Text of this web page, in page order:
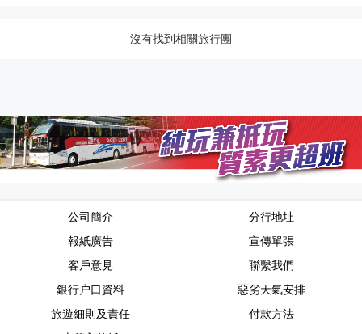
沒有找到相關旅行團
公司簡介
分行地址
報紙廣告
宣傳單張
客戶意見
聯繫我們
銀行户口資料
惡劣天氣安排
旅遊細則及責任
付款方法